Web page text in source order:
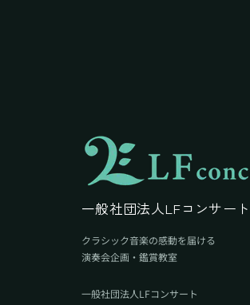
一般社団法人LFコンサート
クラシック音楽の感動を届ける
演奏会企画・鑑賞教室
一般社団法人LFコンサート